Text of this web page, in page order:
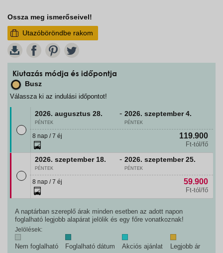
Ossza meg ismerőseivel!
Utazóböröndbe rakom
Kiutazás módja és időpontja
Busz
Válassza ki az indulási időpontot!
2026. augusztus 28.
PÉNTEK
- 2026. szeptember 4.
PÉNTEK
8 nap / 7 éj 119.900
Ft-tól/fő
2026. szeptember 18.
PÉNTEK
- 2026. szeptember 25.
PÉNTEK
8 nap / 7 éj 59.900
Ft-tól/fő
A naptárban szereplő árak minden esetben az adott napon
foglalható legjobb alapárat jelölik és egy főre vonatkoznak!
Jelölések:
Nem foglalható Foglalható dátum Akciós ajánlat Legjobb ár